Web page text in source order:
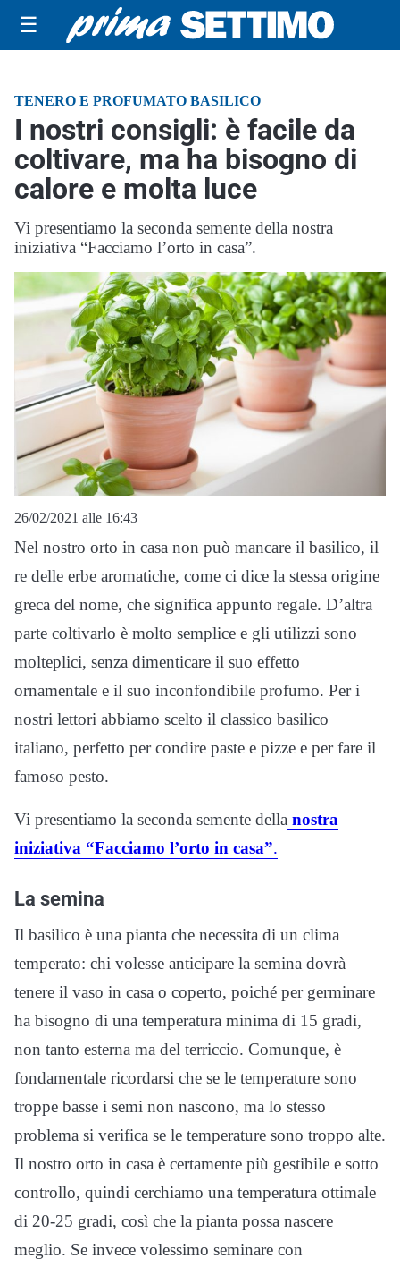
☰
TENERO E PROFUMATO BASILICO
I nostri consigli: è facile da
coltivare, ma ha bisogno di
calore e molta luce
Vi presentiamo la seconda semente della nostra
iniziativa “Facciamo l’orto in casa”.
26/02/2021 alle 16:43
Nel nostro orto in casa non può mancare il basilico, il
re delle erbe aromatiche, come ci dice la stessa origine
greca del nome, che significa appunto regale. D’altra
parte coltivarlo è molto semplice e gli utilizzi sono
molteplici, senza dimenticare il suo effetto
ornamentale e il suo inconfondibile profumo. Per i
nostri lettori abbiamo scelto il classico basilico
italiano, perfetto per condire paste e pizze e per fare il
famoso pesto.
Vi presentiamo la seconda semente della nostra
iniziativa “Facciamo l’orto in casa”.
La semina
Il basilico è una pianta che necessita di un clima
temperato: chi volesse anticipare la semina dovrà
tenere il vaso in casa o coperto, poiché per germinare
ha bisogno di una temperatura minima di 15 gradi,
non tanto esterna ma del terriccio. Comunque, è
fondamentale ricordarsi che se le temperature sono
troppe basse i semi non nascono, ma lo stesso
problema si verifica se le temperature sono troppo alte.
Il nostro orto in casa è certamente più gestibile e sotto
controllo, quindi cerchiamo una temperatura ottimale
di 20-25 gradi, così che la pianta possa nascere
meglio. Se invece volessimo seminare con